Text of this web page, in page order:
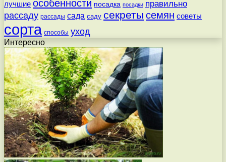
лучшие особенности посадка посадки правильно
рассаду рассады сада саду секреты семян советы
сорта способы уход
Интересно